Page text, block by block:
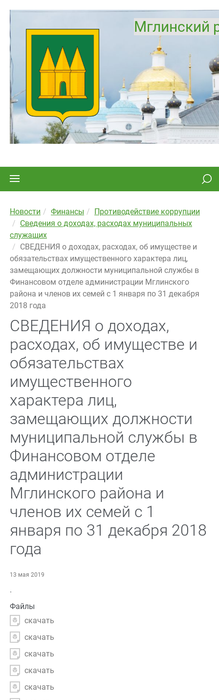
Мглинский
Новости Финансы
Противодействие коррупции
Сведения о доходах, расходах муниципальных
служащих
СВЕДЕНИЯ о доходах, расходах, об имуществе и
обязательствах имущественного характера лиц,
замещающих должности муниципальной службы в
Финансовом отделе администрации Мглинского
района и членов их семей с 1 января по 31 декабря
2018 года
СВЕДЕНИЯ о доходах,
расходах, об имуществе и
обязательствах
имущественного
характера лиц,
замещающих должности
муниципальной службы в
Финансовом отделе
администрации
Мглинского района и
членов их семей с 1
января по 31 декабря 2018
года
13 мая 2019
.
Файлы
скачать
скачать
скачать
скачать
скачать